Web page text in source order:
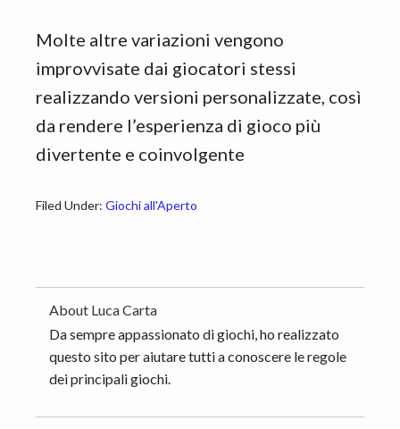
Molte altre variazioni vengono
improvvisate dai giocatori stessi
realizzando versioni personalizzate, così
da rendere l’esperienza di gioco più
divertente e coinvolgente
Filed Under: Giochi all'Aperto
About Luca Carta
Da sempre appassionato di giochi, ho realizzato
questo sito per aiutare tutti a conoscere le regole
dei principali giochi.